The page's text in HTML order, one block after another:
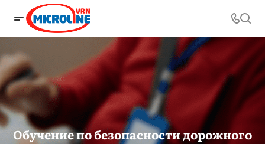
Обучение по безопасности дорожного